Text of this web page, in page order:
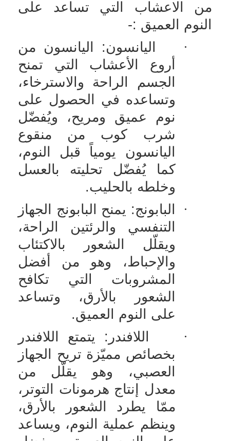
من الاعشاب التي تساعد على
النوم العميق :-
·
اليانسون: اليانسون من
أروع الأعشاب التي تمنح
الجسم الراحة والاسترخاء،
وتساعده في الحصول على
نوم عميق ومريح، ويُفضّل
شرب كوب من منقوع
اليانسون يومياً قبل النوم،
كما يُفضّل تحليته بالعسل
وخلطه بالحليب.
·
البابونج: يمنح البابونج الجهاز
التنفسي والرئتين الراحة،
ويقلّل الشعور بالاكتئاب
والإحباط، وهو من أفضل
المشروبات التي تكافح
الشعور بالأرق، وتساعد
على النوم العميق.
·
اللافندر: يتمتع اللافندر
بخصائص مميّزة تريح الجهاز
العصبي، وهو يقلّل من
معدل إنتاج هرمونات التوتر،
ممّا يطرد الشعور بالأرق،
وينظم عملية النوم، ويساعد